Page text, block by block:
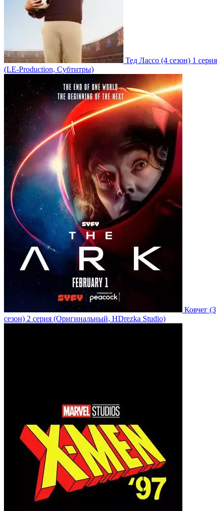
Тед Лассо (4 сезон) 1 серия
(LE-Production, Субтитры)
Ковчег (3
сезон) 2 серия (Оригинальный, HDrezka Studio)